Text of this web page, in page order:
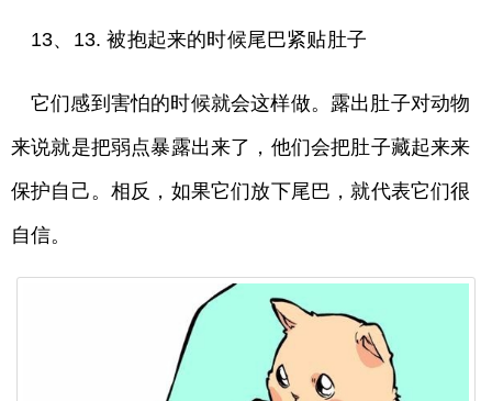
13、13. 被抱起来的时候尾巴紧贴肚子
它们感到害怕的时候就会这样做。露出肚子对动物
来说就是把弱点暴露出来了，他们会把肚子藏起来来
保护自己。相反，如果它们放下尾巴，就代表它们很
自信。